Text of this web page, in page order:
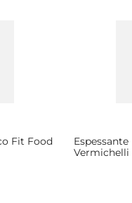
armazenála
uma escolha
Fit Food
Vermichelli